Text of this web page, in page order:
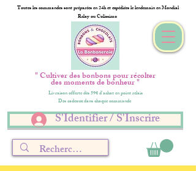
Toutes les commandes sont préparées en 24h et expédiées le lendemain en Mondial
Relay ou Colissimo
" Cultiver des bonbons pour récolter
des moments de bonheur "
Livraison offerte dès 59€ d'achat en point relais
Des cadeaux dans chaque commande
S'Identifier / S'Inscrire